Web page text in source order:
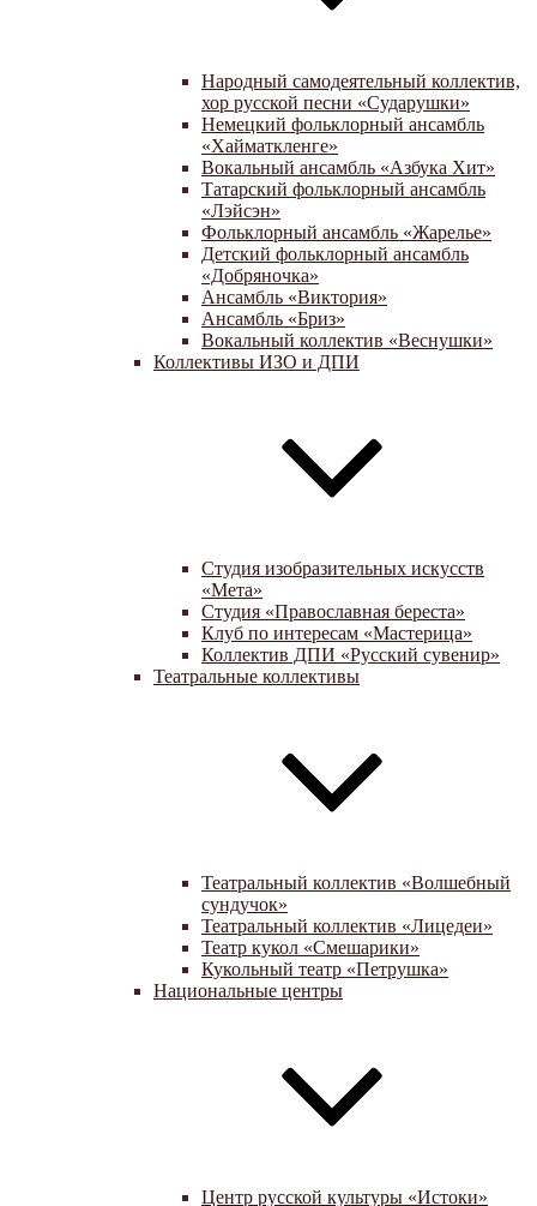
Народный самодеятельный коллектив,
хор русской песни «Сударушки»
Немецкий фольклорный ансамбль
«Хайматкленге»
Вокальный ансамбль «Азбука Хит»
Татарский фольклорный ансамбль
«Лэйсэн»
Фольклорный ансамбль «Жарелье»
Детский фольклорный ансамбль
«Добряночка»
Ансамбль «Виктория»
Ансамбль «Бриз»
Вокальный коллектив «Веснушки»
Коллективы ИЗО и ДПИ
Студия изобразительных искусств
«Мета»
Студия «Православная береста»
Клуб по интересам «Мастерица»
Коллектив ДПИ «Русский сувенир»
Театральные коллективы
Театральный коллектив «Волшебный
сундучок»
Театральный коллектив «Лицедеи»
Театр кукол «Смешарики»
Кукольный театр «Петрушка»
Национальные центры
Центр русской культуры «Истоки»